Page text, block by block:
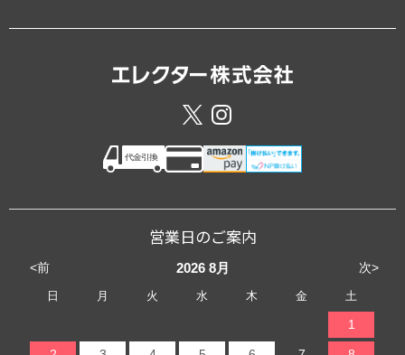
営業日のご案内
<前 次>
2026 8月
日 月 火 水 木 金 土
1